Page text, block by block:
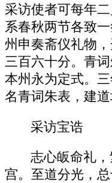
采访使者可每年
系春秋两节各致
州申奏斋仪礼物
三百六十分。青
本州永为定式。
名青词朱表，建道
采访宝诰
志心皈命礼
宫。至道分光，